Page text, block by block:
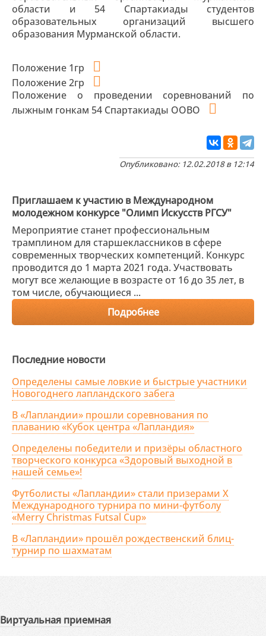
области и 54 Спартакиады студентов
образовательных организаций высшего
образования Мурманской области.
Положение 1гр
Положение 2гр
Положение о проведении соревнований по
лыжным гонкам 54 Спартакиады ООВО
Опубликовано: 12.02.2018 в 12:14
Приглашаем к участию в Международном
молодежном конкурсе "Олимп Искусств РГСУ"
Мероприятие станет профессиональным
трамплином для старшеклассников в сфере
современных творческих компетенций. Конкурс
проводится до 1 марта 2021 года. Участвовать
могут все желающие в возрасте от 16 до 35 лет, в
том числе, обучающиеся ...
Подробнее
Последние новости
Определены самые ловкие и быстрые участники
Новогоднего лапландского забега
В «Лапландии» прошли соревнования по
плаванию «Кубок центра «Лапландия»
Определены победители и призёры областного
творческого конкурса «Здоровый выходной в
нашей семье»!
Футболисты «Лапландии» стали призерами X
Международного турнира по мини-футболу
«Merry Christmas Futsal Cup»
В «Лапландии» прошёл рождественский блиц-
турнир по шахматам
Виртуальная приемная